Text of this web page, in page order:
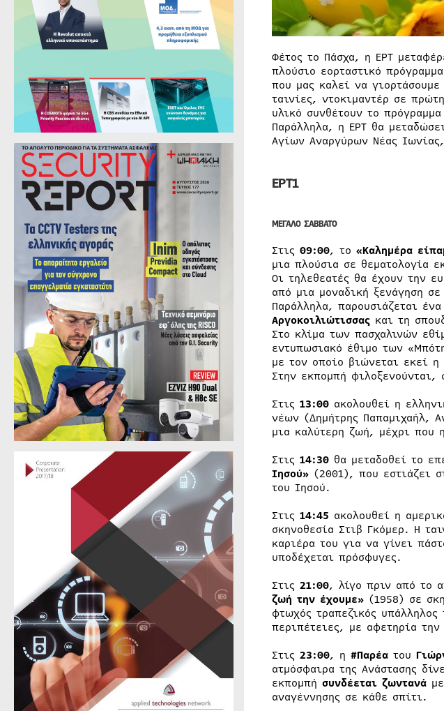
Φέτος το Πάσχα, η ΕΡΤ
πλούσιο εορταστικό
που μας καλεί να
ταινίες, ντοκιμαντέρ σε
υλικό συνθέτουν το
Παράλληλα, η ΕΡΤ θα
Αγίων Αναργύρων Νέας
ΕΡΤ1
ΜΕΓΑΛΟ ΣΑΒΒΑΤΟ
Στις 09:00, το «Καλημέρα
μια πλούσια σε θεματολογία
Οι τηλεθεατές θα έχουν την
από μια μοναδική ξενάγηση
Παράλληλα, παρουσιάζεται ένα
Αργοκοιλιώτισσαςκαι τη
Στο κλίμα των πασχαλινών
εντυπωσιακό έθιμο των
με τον οποίο βιώνεται εκεί
Στην εκπομπή φιλοξενούνται,
Στις 13:00ακολουθεί η
νέων (Δημήτρης Παπαμιχαήλ,
μια καλύτερη ζωή, μέχρι που
Στις 14:30θα μεταδοθεί το
Ιησού»(2001), που εστιάζει
του Ιησού.
Στις 14:45 ακολουθεί η
σκηνοθεσία Στιβ Γκόμερ. Η
καριέρα του για να γίνει
υποδέχεται πρόσφυγες.
Στις 21:00, λίγο πριν από το
ζωή την έχουμε»(1958) σε
φτωχός τραπεζικός
περιπέτειες, με αφετηρία
Στις 23:00, η #Παρέατου
ατμόσφαιρα της Ανάστασης
εκπομπή συνδέεται ζωντανά
αναγέννησης σε κάθε σπίτι.